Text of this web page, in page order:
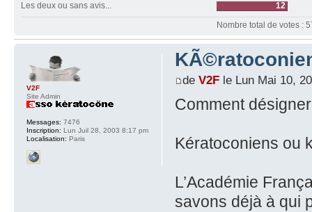
Les deux ou sans avis...
12
Nombre total de votes :
de V2Fle Lun Mai 10,
Comment
Kératoconiens ou
L’Académie
savons déjà à qui
V2F
Site Admin
Messages: 7476
Inscription: Lun Juil 28, 2003 8:17 pm
Localisation: Paris